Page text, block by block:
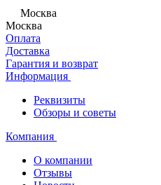
Москва
Москва
Оплата
Доставка
Гарантия и возврат
Информация
Реквизиты
Обзоры и советы
Компания
О компании
Отзывы